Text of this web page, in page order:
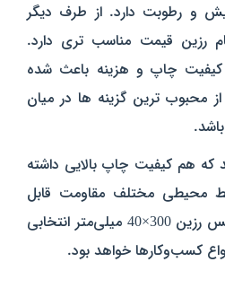
و رطوبت دارد. از طرف دیگر
رزین قیمت مناسب‌ تری دارد.
کیفیت چاپ و هزینه باعث شده
محبوب‌ ترین گزینه‌ ها در میان
که هم کیفیت چاپ بالایی داشته
محیطی مختلف مقاومت قابل
قبولی ارائه دهد، ریبون وکس رزین 300×40 میلی‌متر انتخابی
کسب‌وکارها خواهد بود.